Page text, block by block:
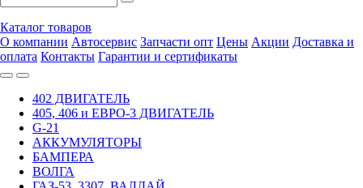
Каталог товаров
О компании Автосервис Запчасти опт Цены Акции Доставка и
оплата Контакты Гарантии и сертификаты
402 ДВИГАТЕЛЬ
405, 406 и ЕВРО-3 ДВИГАТЕЛЬ
G-21
АККУМУЛЯТОРЫ
БАМПЕРА
ВОЛГА